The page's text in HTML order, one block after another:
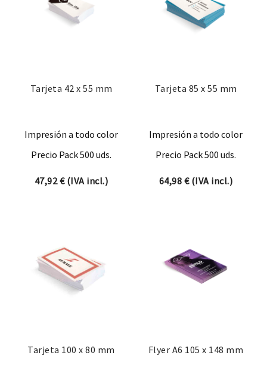
Tarjeta 42 x 55 mm
Impresión a todo color
Precio Pack 500 uds.
47,92€(IVA incl.)
Tarjeta 85 x 55 mm
Impresión a todo color
Precio Pack 500 uds.
64,98 €(IVA incl.)
Tarjeta 100 x 80 mm Flyer A6 105 x 148 mm